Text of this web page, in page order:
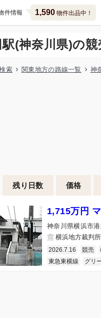
件情報 1,590物件出品中！
駅(神奈川県)の
索 関東地方の路線一覧 神
残り日数 価格
1,715万円
神奈川県横浜市
横浜地方裁判
2026.7.16 競売
東急東横線
グリ